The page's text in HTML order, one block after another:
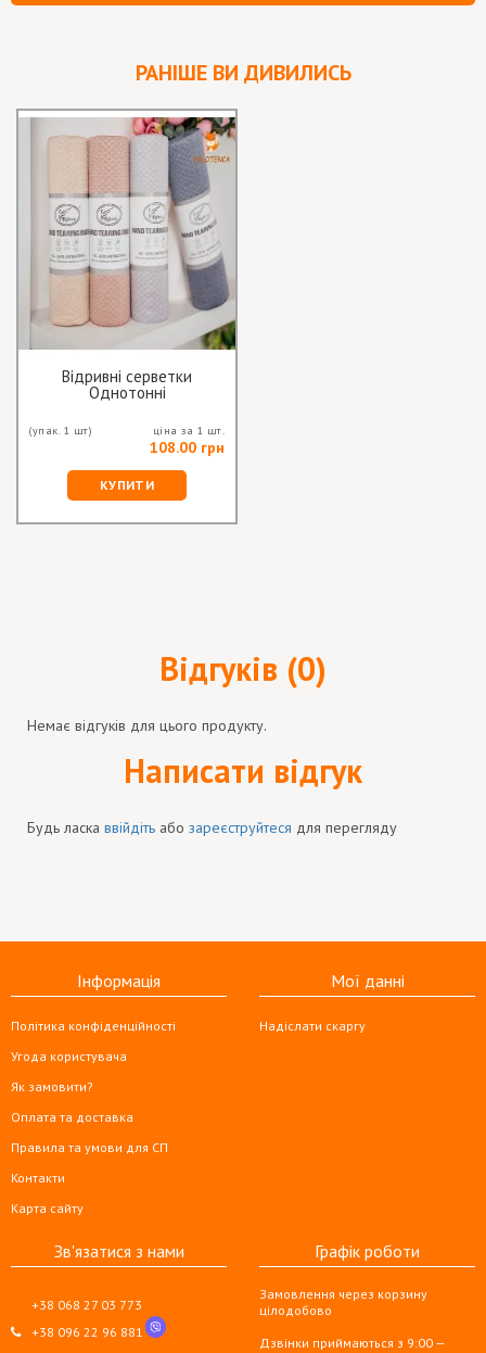
РАНІШЕ ВИ ДИВИЛИСЬ
Відривні серветки
Однотонні
(упак. 1 шт) ціна за 1 шт.
108.00 грн
КУПИТИ
Відгуків (0)
Немає відгуків для цього продукту.
Написати відгук
Будь ласка ввійдіть або зареєструйтеся для перегляду
Інформація
Політика конфіденційності
Угода користувача
Як замовити?
Оплата та доставка
Правила та умови для СП
Контакти
Карта сайту
Мої данні
Надіслати скаргу
Зв'язатися з нами
+38 068 27 03 773
+38 096 22 96 881
Графік роботи
Замовлення через корзину
цілодобово
Дзвінки приймаються з 9:00 —